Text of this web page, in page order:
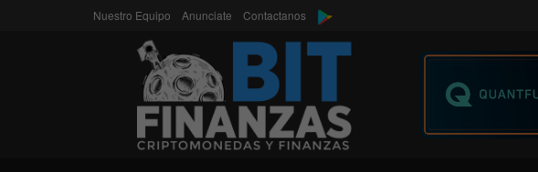
Nuestro Equipo Anunciate Contactanos